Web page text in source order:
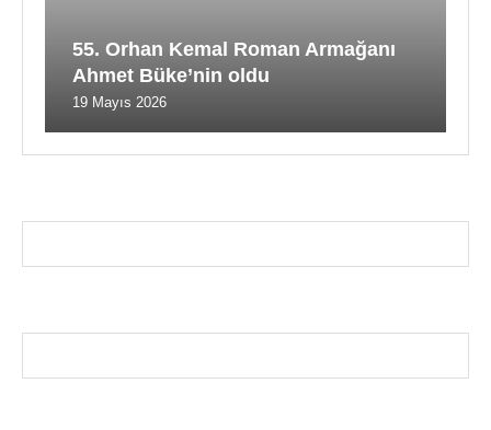
55. Orhan Kemal Roman Armağanı
Ahmet Büke’nin oldu
19 Mayıs 2026